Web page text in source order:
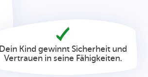
Dein Kind gewinnt Sicherheit und
Vertrauen in seine Fähigkeiten.